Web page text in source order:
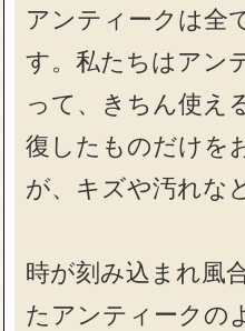
アンティークは全
す。私たちはアン
って、きちん使え
復したものだけを
が、キズや汚れな
時が刻み込まれ風
たアンティークの